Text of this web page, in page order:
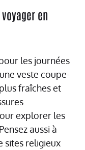
en
les journées
veste coupe-
fraîches et
explorer les
aussi à
sites religieux